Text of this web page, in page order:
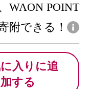
WAON POINT
附できる！
入りに追
加する